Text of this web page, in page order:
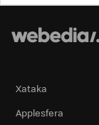
Xataka
Applesfera